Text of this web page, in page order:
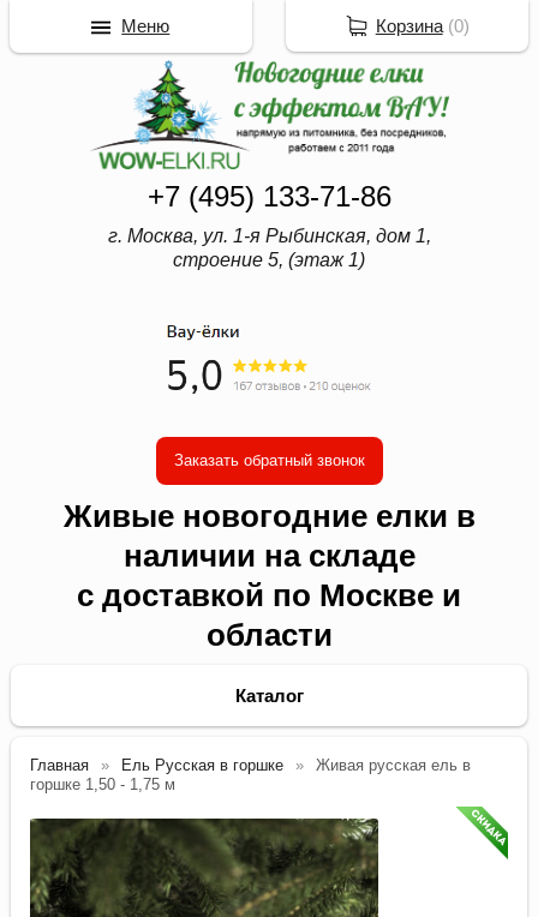
+7 (495) 133-71-86
г. Москва, ул. 1-я Рыбинская, дом 1,
строение 5, (этаж 1)
Заказать обратный звонок
Живые новогодние елки в
наличии на складе
с доставкой по Москве и
области
Каталог
Главная Ель Русская в горшке
Живая русская ель в
горшке 1,50 - 1,75 м
Корзина(0)
Меню